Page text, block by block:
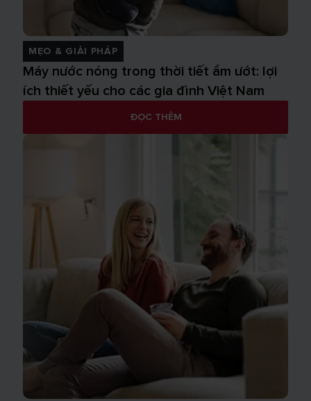
MẸO & GIẢI PHÁP
Máy nước nóng trong thời tiết ẩm ướt: lợi
ích thiết yếu cho các gia đình Việt Nam
ĐỌC THÊM